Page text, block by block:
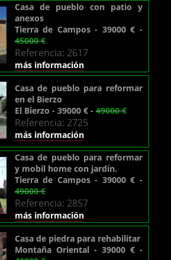
Casa de pueblo con patio y
anexos
Tierra de Campos - 39000 € -
45000 €
Referencia: 2617
más información
Casa de pueblo para reformar
en el Bierzo
El Bierzo - 39000 € - 49000 €
Referencia: 2725
más información
Casa de pueblo para reformar
y mobil home con jardín.
Tierra de Campos - 39000 € -
49000 €
Referencia: 2857
más información
Casa de piedra para rehabilitar
Montaña Oriental - 39000 € -